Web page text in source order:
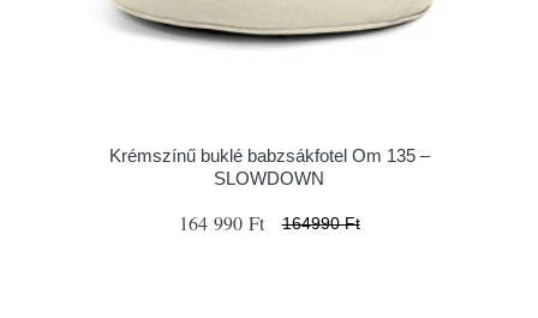
Krémszínű buklé babzsákfotel Om 135 –
SLOWDOWN
164 990 Ft 164990 Ft